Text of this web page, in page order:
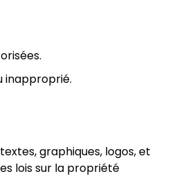
inapproprié.
graphiques, logos, et
lois sur la propriété